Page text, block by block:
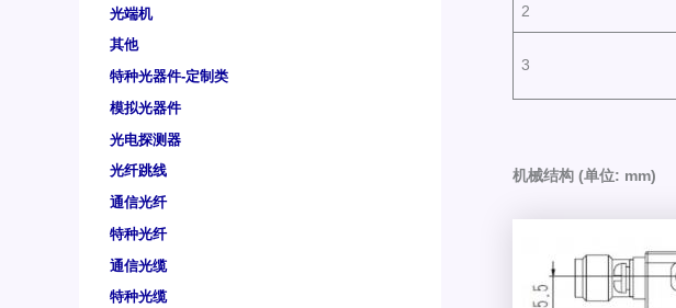
光端机
其他
特种光器件-定制类
模拟光器件
光电探测器
光纤跳线
通信光纤
特种光纤
通信光缆
特种光缆
2
3
机械结构 (单位: mm)